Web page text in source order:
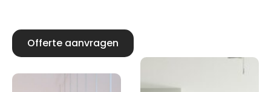
Offerte aanvragen